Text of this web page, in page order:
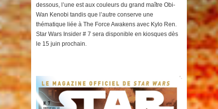
dessous, l’une est aux couleurs du grand maître Obi-
Wan Kenobi tandis que l’autre conserve une
thématique liée à The Force Awakens avec Kylo Ren.
Star Wars Insider # 7 sera disponible en kiosques dès
le 15 juin prochain.